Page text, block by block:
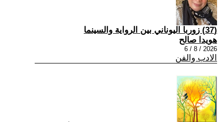
(37) زوربا اليوناني بين الرواية والسينما
هويدا صالح
2026 / 8 / 6
الادب والفن